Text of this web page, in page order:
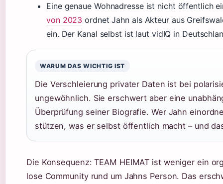
Eine genaue Wohnadresse ist nicht öffentlich
von 2023 ordnet Jahn als Akteur aus
ein. Der Kanal selbst ist laut vidIQ in
WARUM DAS WICHTIG IST
Die Verschleierung privater Daten ist bei
ungewöhnlich. Sie erschwert aber eine
Überprüfung seiner Biografie. Wer Jahn
stützen, was er selbst öffentlich macht – und
Die Konsequenz: TEAM HEIMAT ist weniger ein
lose Community rund um Jahns Person. Das